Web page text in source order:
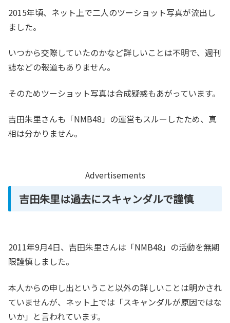
2015年頃、ネット上で二人のツーショット写真が流出し
ました。
いつから交際していたのかなど詳しいことは不明で、週刊
誌などの報道もありません。
そのためツーショット写真は合成疑惑もあがっています。
吉田朱里さんも「NMB48」の運営もスルーしたため、真
相は分かりません。
Advertisements
吉田朱里は過去にスキャンダルで謹慎
2011年9月4日、吉田朱里さんは「NMB48」の活動を無期
限謹慎しました。
本人からの申し出ということ以外の詳しいことは明かされ
ていませんが、ネット上では「スキャンダルが原因ではな
いか」と言われています。